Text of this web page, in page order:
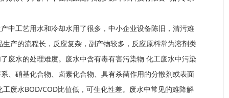
中工艺用水和冷却水用了很多，中小企业设备陈旧，清污难
产的流程长，反应复杂，副产物较多，反应原料常为溶剂类
废水的处理难度。废水中含有毒有害污染物 化工废水中污染
、硝基化合物、卤素化合物、具有杀菌作用的分散剂或表面
废水BOD/COD比值低，可生化性差。废水中常见的难降解